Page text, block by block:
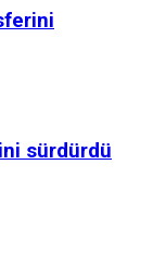
sürdürdü